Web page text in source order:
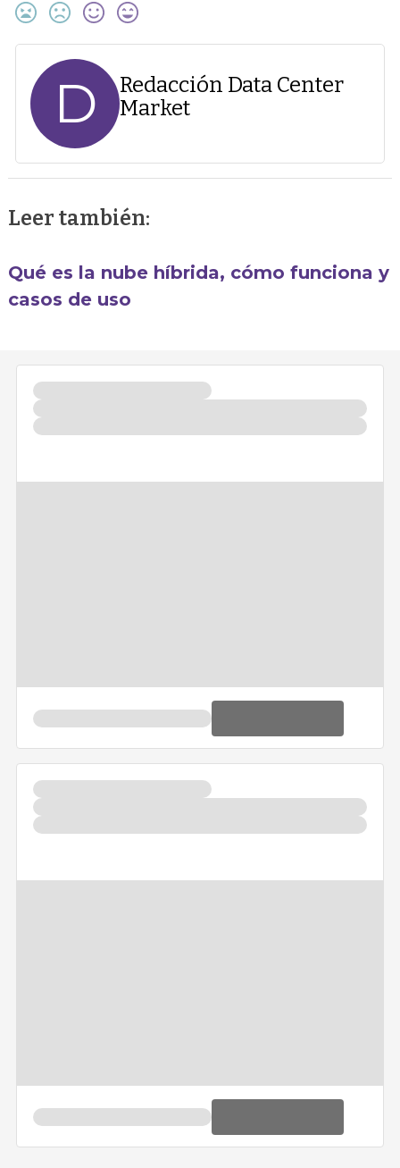
D
Redacción Data Center
Market
Leer también:
Qué es la nube híbrida, cómo funciona y
casos de uso